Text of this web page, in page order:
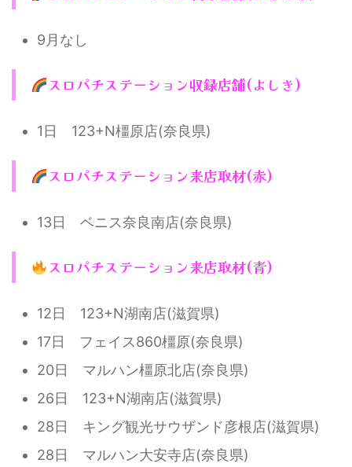
9月なし
スロパチステーション収録店舗(よしき)
1日 123+N橿原店(奈良県)
スロパチステーション来店取材(赤)
13日 ベニス奈良南店(奈良県)
スロパチステーション来店取材(青)
12日 123+N湖南店(滋賀県)
17日 フェイス860橿原(奈良県)
20日 マルハン橿原北店(奈良県)
26日 123+N湖南店(滋賀県)
28日 キング観光サウザンド彦根店(滋賀県)
28日 マルハン大安寺店(奈良県)